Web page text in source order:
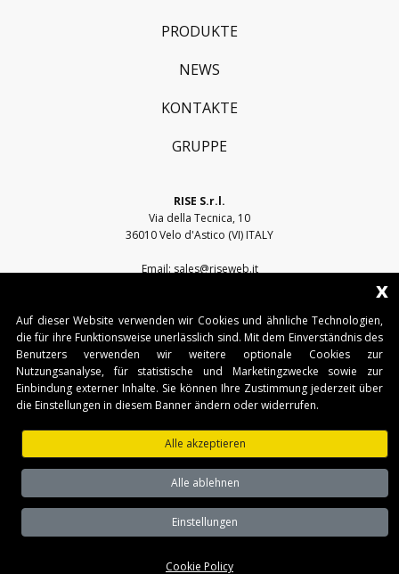
PRODUKTE
NEWS
KONTAKTE
GRUPPE
RISE S.r.l.
Via della Tecnica, 10
36010 Velo d'Astico (VI) ITALY
Email: sales@riseweb.it
RISE S.r.l. • Sede legale: Via del Capitello, 45 - 36066 Sandrigo (VI) • Sede
operativa: Via della Tecnica, 10 - 36010 Velo d'Astico (VI)
Tel. +39 0445 751401 • Fax. +39 0445 751401 • IT03482500240 •
www.riseweb.it •sales@riseweb.it
Privacy Policy
x
Auf dieser Website verwenden wir Cookies und ähnliche Technologien,
die für ihre Funktionsweise unerlässlich sind. Mit dem Einverständnis des
Benutzers verwenden wir weitere optionale Cookies zur
Nutzungsanalyse, für statistische und Marketingzwecke sowie zur
Einbindung externer Inhalte. Sie können Ihre Zustimmung jederzeit über
die Einstellungen in diesem Banner ändern oder widerrufen.
Alle akzeptieren
Alle ablehnen
Einstellungen
Cookie Policy